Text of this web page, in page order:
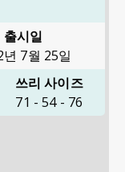
출시일
년 7월 25일
쓰리 사이즈
71 -54- 76